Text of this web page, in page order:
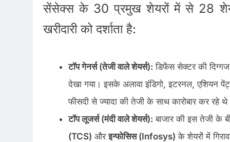
सेंसेक्स के 30 प्रमुख शेयरों में से 28
खरीदारी को दर्शाता है:
टॉप गेनर्स (तेजी वाले शेयर्स): डिफेंस सेक्टर की
देखा गया। इसके अलावा इंडिगो, इटरनल, एशियन
फीसदी से ज्यादा की तेजी के साथ कारोबार कर रहे
टॉप लूजर्स (मंदी वाले शेयर्स): बाजार की इस तेजी के
(TCS) औरइन्फोसिस (Infosys) के शेयरों में